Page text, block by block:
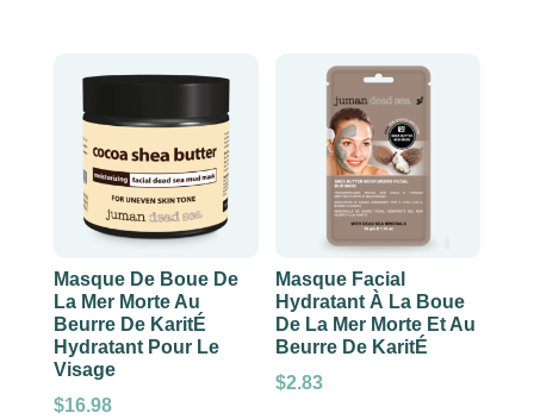
Masque De Boue De
La Mer Morte Au
Beurre De KaritÉ
Hydratant Pour Le
Visage
$16.98
Masque Facial
Hydratant À La Boue
De La Mer Morte Et Au
Beurre De KaritÉ
$2.83